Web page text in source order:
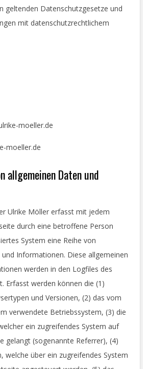
geltenden Datenschutzgesetze und
mit datenschutzrechtlichem
moeller.de
moeller.de
allgemeinen Daten und
Ulrike Möller erfasst mit jedem
durch eine betroffene Person
System eine Reihe von
Informationen. Diese allgemeinen
werden in den Logfiles des
Erfasst werden können die (1)
und Versionen, (2) das vom
verwendete Betriebssystem, (3) die
ein zugreifendes System auf
gelangt (sogenannte Referrer), (4)
welche über ein zugreifendes System